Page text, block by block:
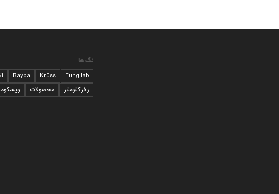
تگ ها
Fungilab
Krüss
Raypa
رفرکتومتر
محصولات